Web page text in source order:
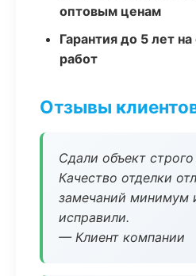
оптовым ценам
Гарантия до 5 лет
работ
Отзывы
Сдали объект
Качество отделки
замечаний минимум
исправили.
— Клиент компании